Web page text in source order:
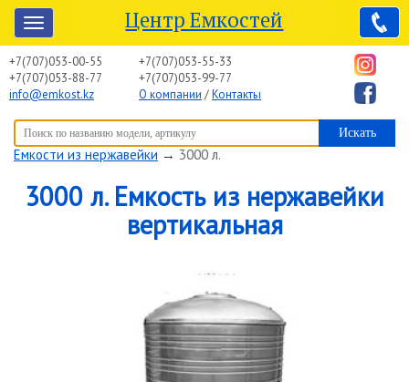
Центр Емкостей
+7(707)053-00-55
+7(707)053-88-77
info@emkost.kz
+7(707)053-55-33
+7(707)053-99-77
О компании /Контакты
Вы здесь:Центр Емкостей→ Емкостное оборудование→
Емкости из нержавейки → 3000 л.
3000 л. Емкость из нержавейки
вертикальная